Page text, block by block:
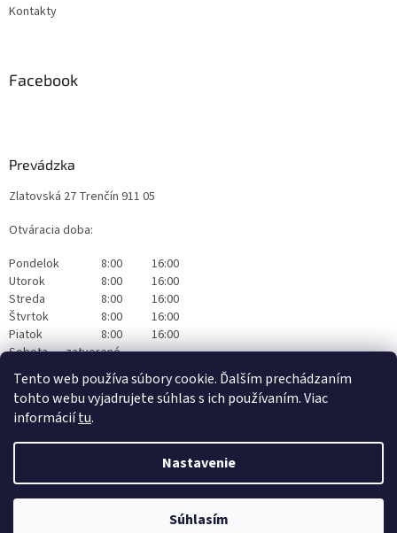
Tento web používa súbory cookie. Ďalším prechádzaním
tohto webu vyjadrujete súhlas s ich používaním. Viac
informáciítu.
Nastavenie
Súhlasím
Kontakty
Facebook
Prevádzka
Zlatovská 27 Trenčín 911 05
Otváracia doba:
Pondelok
8:00
16:00
Utorok
8:00
16:00
Streda
8:00
16:00
Štvrtok
8:00
16:00
Piatok
8:00
16:00
Sobota
zatvorené
Nedeľa
zatvorené
Vytvoril Shoptet|Realizoval Appgrade
Originalwapka. Všetky práva vyhradené.